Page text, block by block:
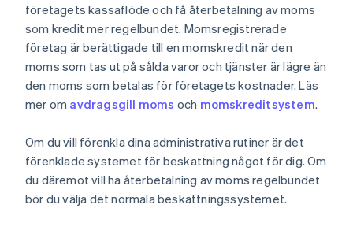
företagets kassaflöde och få återbetalning av moms
som kredit mer regelbundet. Momsregistrerade
företag är berättigade till en momskredit när den
moms som tas ut på sålda varor och tjänster är lägre än
den moms som betalas för företagets kostnader. Läs
mer om avdragsgill moms och momskreditsystem.
Om du vill förenkla dina administrativa rutiner är det
förenklade systemet för beskattning något för dig. Om
du däremot vill ha återbetalning av moms regelbundet
bör du välja det normala beskattningssystemet.
Australien
English